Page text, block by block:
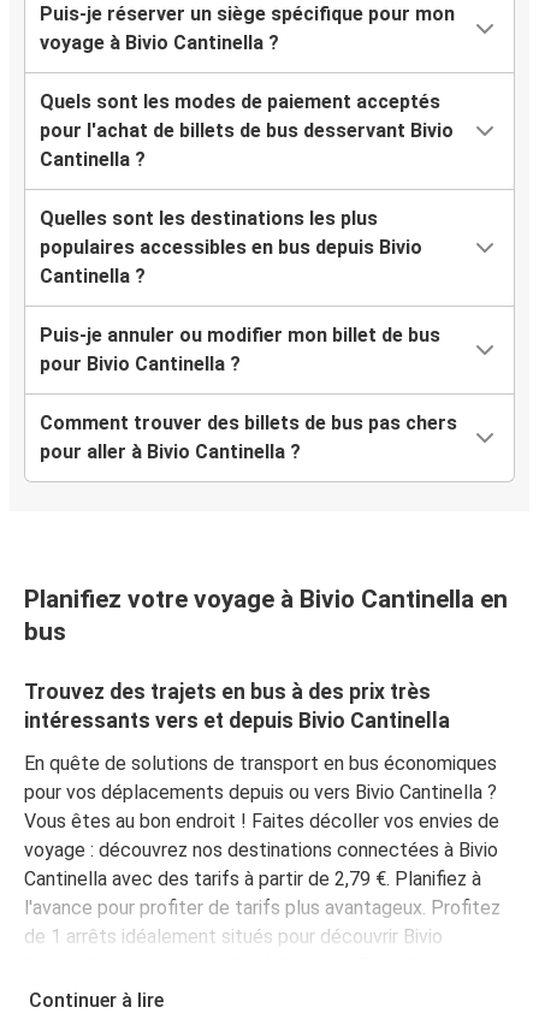
Puis-je réserver un siège spécifique pour mon
voyage à Bivio Cantinella ?
Quels sont les modes de paiement acceptés
pour l'achat de billets de bus desservant Bivio
Cantinella ?
Quelles sont les destinations les plus
populaires accessibles en bus depuis Bivio
Cantinella ?
Puis-je annuler ou modifier mon billet de bus
pour Bivio Cantinella ?
Comment trouver des billets de bus pas chers
pour aller à Bivio Cantinella ?
Planifiez votre voyage à Bivio Cantinella en
bus
Trouvez des trajets en bus à des prix très
intéressants vers et depuis Bivio Cantinella
En quête de solutions de transport en bus économiques
pour vos déplacements depuis ou vers Bivio Cantinella ?
Vous êtes au bon endroit ! Faites décoller vos envies de
voyage : découvrez nos destinations connectées à Bivio
Cantinella avec des tarifs à partir de 2,79 €. Planifiez à
l'avance pour profiter de tarifs plus avantageux. Profitez
de 1 arrêts idéalement situés pour découvrir Bivio
grâce à nos arrêts, il y en a
Continuer à lire